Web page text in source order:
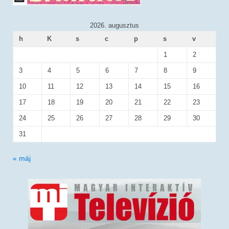
2026. augusztus
h
K s c p s v
1 2
3 4 5 6 7 8 9
10 11 12 13 14 15 16
17 18 19 20 21 22 23
24 25 26 27 28 29 30
31
« máj